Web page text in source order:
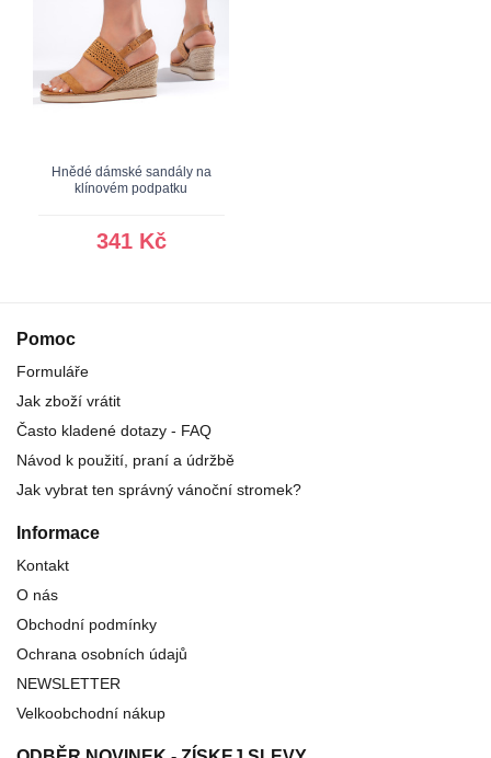
Hnědé dámské sandály na
klínovém podpatku
341 Kč
Pomoc
Formuláře
Jak zboží vrátit
Často kladené dotazy - FAQ
Návod k použití, praní a údržbě
Jak vybrat ten správný vánoční stromek?
Informace
Kontakt
O nás
Obchodní podmínky
Ochrana osobních údajů
NEWSLETTER
Velkoobchodní nákup